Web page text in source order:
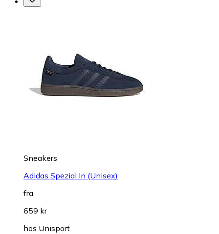
Sneakers
Adidas Spezial In (Unisex)
fra
659 kr
hos Unisport